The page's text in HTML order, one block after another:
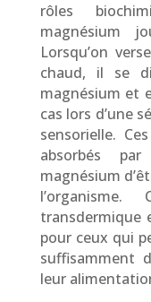
rôles
magnésium
Lorsqu’on
chaud, il se
magnésium et
cas lors d’une
sensorielle.
absorbés
magnésium
l’organisme.
transdermique
pour ceux qui
suffisamment
leur